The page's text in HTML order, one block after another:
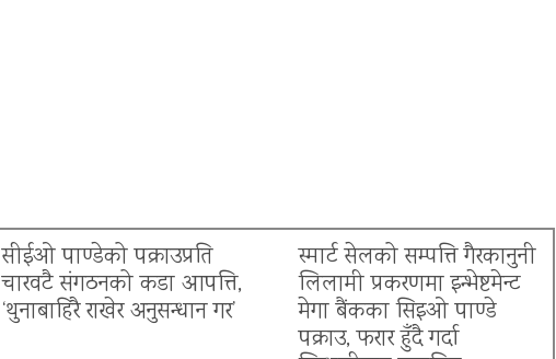
सीईओ पाण्डेको पक्राउप्रति
चारवटै संगठनको कडा आपत्ति,
‘थुनाबाहिरै राखेर अनुसन्धान गर’
स्मार्ट सेलको सम्पत्ति गैरकानुनी
लिलामी प्रकरणमा इन्भेष्टमेन्ट
मेगा बैंकका सिइओ पाण्डे
पक्राउ, फरार हुँदै गर्दा